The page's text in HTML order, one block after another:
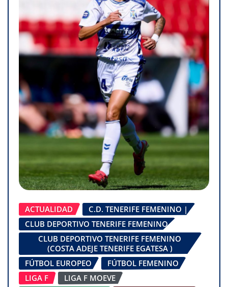
ACTUALIDAD
C.D. TENERIFE FEMENINO |
CLUB DEPORTIVO TENERIFE FEMENINO
CLUB DEPORTIVO TENERIFE FEMENINO
(COSTA ADEJE TENERIFE EGATESA )
FÚTBOL EUROPEO
FÚTBOL FEMENINO
LIGA F
LIGA F MOEVE